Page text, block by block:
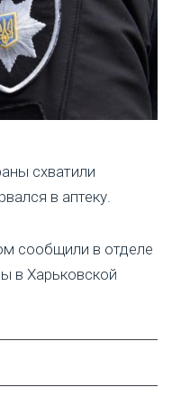
схватили
в аптеку.
сообщили в отделе
в Харьковской